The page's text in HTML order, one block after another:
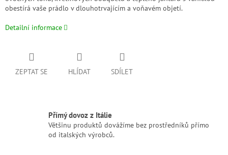
obestírá vaše prádlo v dlouhotrvajícím a voňavém objetí.
Detailní informace
ZEPTAT SE HLÍDAT SDÍLET
Přímý dovoz z Itálie
Většinu produktů dovážíme bez prostředníků přímo
od italských výrobců.